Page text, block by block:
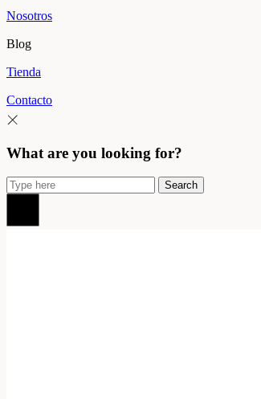
Nosotros
Blog
Tienda
Contacto
What are you looking for?
Search